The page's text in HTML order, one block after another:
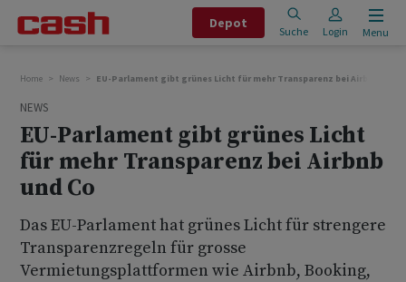
Depot
Suche Login Menu
Home News EU-Parlament gibt grünes Licht für mehr Transparenz bei Airbnb und
NEWS
EU-Parlament gibt grünes Licht
für mehr Transparenz bei Airbnb
und Co
Das EU-Parlament hat grünes Licht für strengere
Transparenzregeln für grosse
Vermietungsplattformen wie Airbnb, Booking,